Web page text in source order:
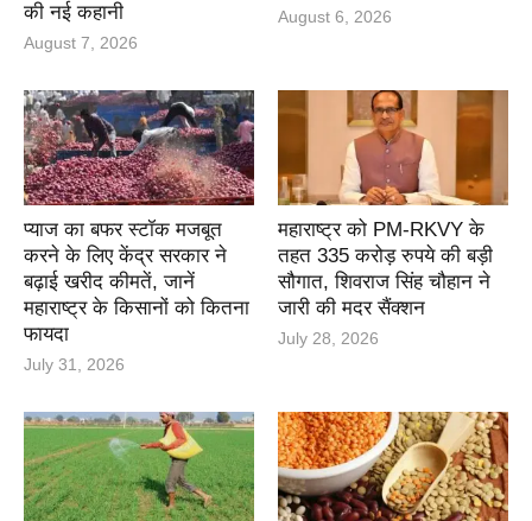
की नई कहानी
August 7, 2026
August 6, 2026
प्याज का बफर स्टॉक मजबूत
करने के लिए केंद्र सरकार ने
बढ़ाई खरीद कीमतें, जानें
महाराष्ट्र के किसानों को कितना
फायदा
July 31, 2026
महाराष्ट्र को PM-RKVY के
तहत 335 करोड़ रुपये की बड़ी
सौगात, शिवराज सिंह चौहान ने
जारी की मदर सैंक्शन
July 28, 2026